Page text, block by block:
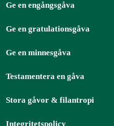
Ge en engångsgåva
Ge en gratulationsgåva
Ge en minnesgåva
Testamentera en gåva
Stora gåvor & filantropi
Integritetspolicy